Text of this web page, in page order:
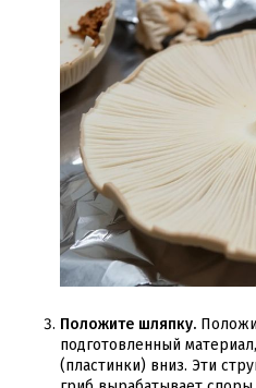
Положите шляпку.
подготовленный
(пластинки) вниз. Эти